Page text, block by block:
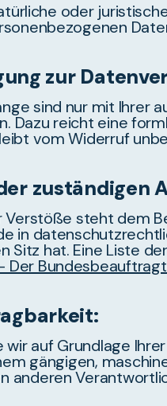
oder
zur
sind nur mit Ihrer
Dazu reicht eine
vom Widerruf
zuständigen
Verstöße steht dem
in
Sitz hat. Eine Liste
Der
wir auf Grundlage
gängigen,
anderen